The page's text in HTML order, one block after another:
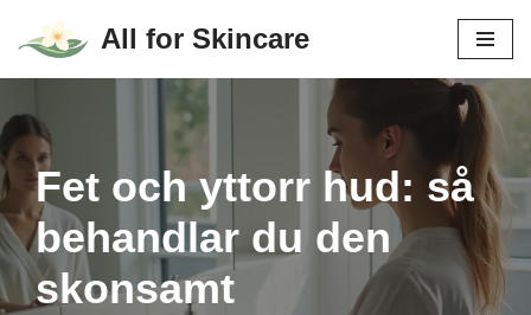
Hoppa
innehåll
All for Skincare
Fet och yttorr hud: så
behandlar du den
skonsamt